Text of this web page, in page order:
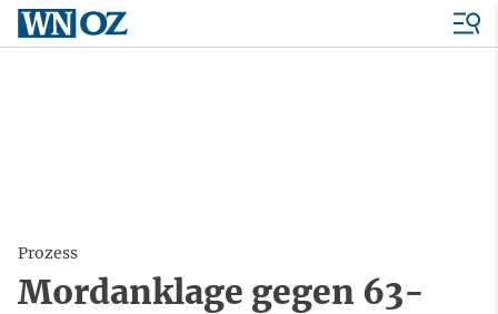
Prozess
Mordanklage gegen 63-